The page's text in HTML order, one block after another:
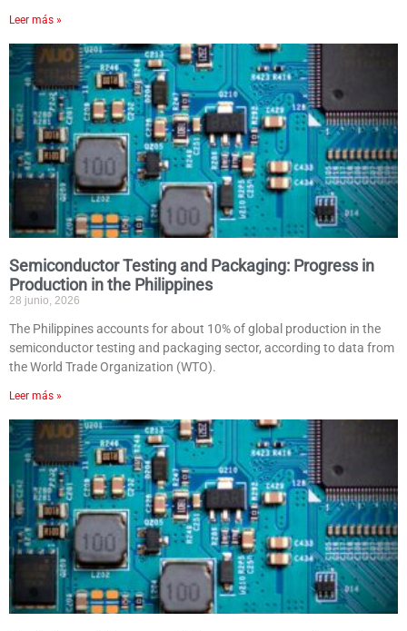
Leer más »
Semiconductor Testing and Packaging: Progress in
Production in the Philippines
28 junio, 2026
The Philippines accounts for about 10% of global production in the
semiconductor testing and packaging sector, according to data from
the World Trade Organization (WTO).
Leer más »